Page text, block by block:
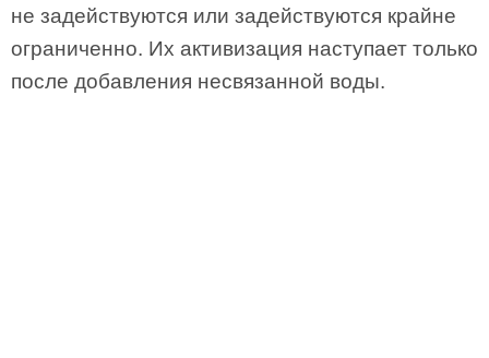
не задействуются или задействуются крайне
ограниченно. Их активизация наступает только
после добавления несвязанной воды.